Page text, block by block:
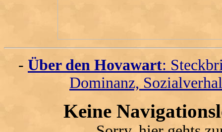
- Über den Hovawart:
Dominanz,
Keine